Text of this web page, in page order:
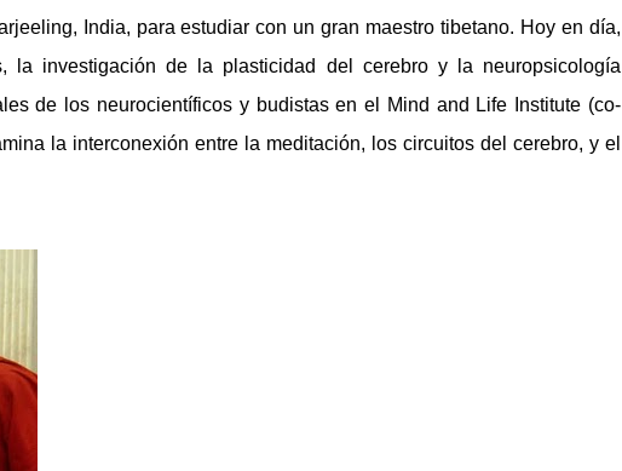
India, para estudiar con un gran maestro tibetano. Hoy en día,
la investigación de la plasticidad del cerebro y la neuropsicología
de los neurocientíficos y budistas en el Mind and Life Institute (co-
la interconexión entre la meditación, los circuitos del cerebro, y el